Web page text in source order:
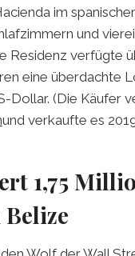
im
und
Residenz verfügte
eine überdachte
Dollar. (Die Käufer
und verkaufte es
1,75